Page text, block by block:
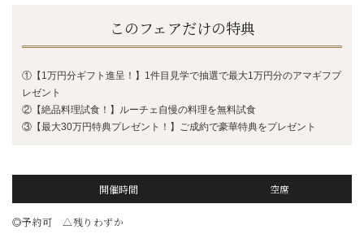
このフェアだけの特典
①【1万円分ギフト進呈！】1件目見学で抽選で最大1万円分のアマギフプ
レゼント
②【絶品料理試食！】ルーチェ自慢の料理を無料試食
③【最大30万円特典プレゼント！】ご成約で豪華特典をプレゼント
開催時間 空席
◎予約可 △残りわずか